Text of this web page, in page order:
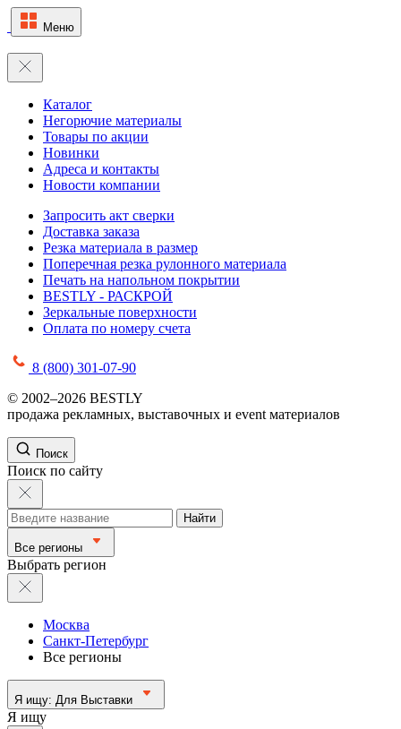
Меню
Каталог
Негорючие материалы
Товары по акции
Новинки
Адреса и контакты
Новости компании
Запросить акт сверки
Доставка заказа
Резка материала в размер
Поперечная резка рулонного материала
Печать на напольном покрытии
BESTLY - РАСКРОЙ
Зеркальные поверхности
Оплата по номеру счета
8 (800) 301-07-90
© 2002–2026 BESTLY
продажа рекламных, выставочных и event материалов
Поиск
Поиск по сайту
Найти
Все регионы
Выбрать регион
Москва
Санкт-Петербург
Все регионы
Я ищу: Для Выставки
Я ищу